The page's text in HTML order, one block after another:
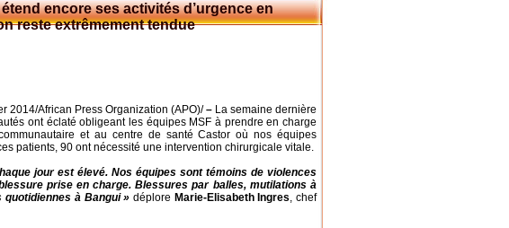
encore ses activités d’urgence en
reste extrêmement tendue
2014/African Press Organization (APO)/– La semaine dernière
ont éclaté obligeant les équipes MSF à prendre en charge
et au centre de santé Castor où nos équipes
patients, 90 ont nécessité une intervention chirurgicale vitale.
jour est élevé. Nos équipes sont témoins de violences
prise en charge. Blessures par balles, mutilations à
quotidiennes à Bangui » déplore Marie-Elisabeth Ingres, chef